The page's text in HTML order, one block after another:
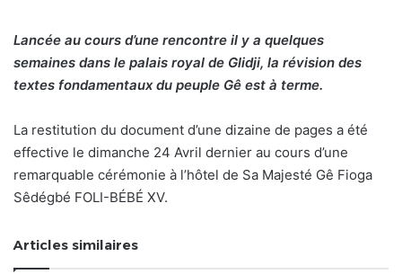
Lancée au cours d’une rencontre il y a quelques
semaines dans le palais royal de Glidji, la révision des
textes fondamentaux du peuple Gê est à terme.
La restitution du document d’une dizaine de pages a été
effective le dimanche 24 Avril dernier au cours d’une
remarquable cérémonie à l’hôtel de Sa Majesté Gê Fioga
Sêdégbé FOLI-BÉBÉ XV.
Articles similaires